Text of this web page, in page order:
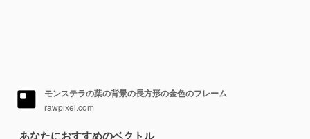
モンステラの葉の背景の長方形の金色のフレーム
rawpixel.com
あなたにおすすめのベクトル